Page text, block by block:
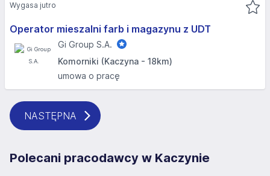
Operator mieszalni farb i magazynu z UDT
Gi Group S.A.
Komorniki (Kaczyna - 18km)
umowa o pracę
Wygasa jutro
NASTĘPNA
Polecani pracodawcy w Kaczynie